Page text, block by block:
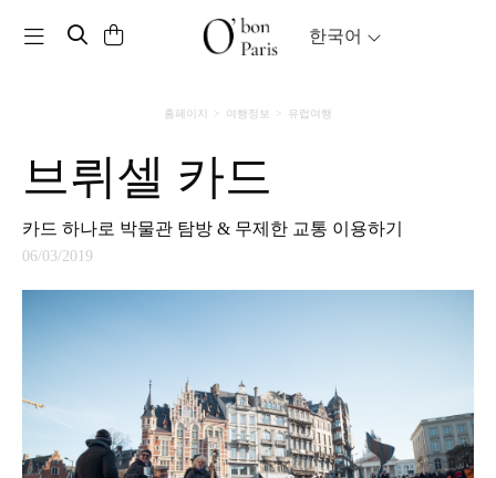
Toggle navigation 한국어
홈페이지 여행정보 유럽여행
브뤼셀 카드
카드 하나로 박물관 탐방 & 무제한 교통 이용하기
06/03/2019